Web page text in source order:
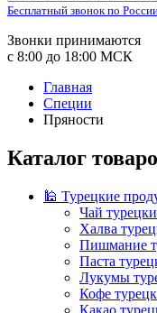
Бесплатный звонок по
Звонки принимаются
с 8:00 до 18:00 МСК
Главная
Специи
Пряности
Каталог
🕌 Турецкие
Чай
Халва
Пишмание
Паста
Лукумы
Кофе
Какао